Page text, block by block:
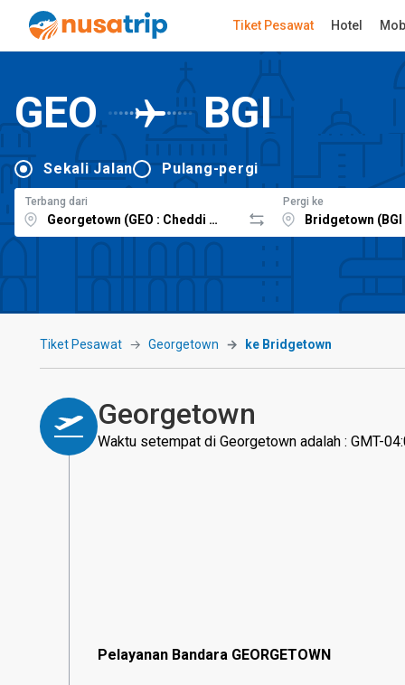
Tiket Pesawat Hotel
GEO BGI
Sekali Jalan Pulang-pergi
Terbang dari Pergi ke
Tiket Pesawat Georgetown ke Bridgetown
Georgetown
Waktu setempat di Georgetown adalah : GMT-
Pelayanan Bandara GEORGETOWN